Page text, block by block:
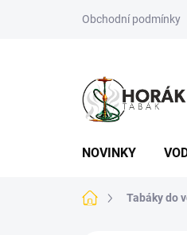
Obchodní podmínky
NOVINKY
Domů Tabáky do